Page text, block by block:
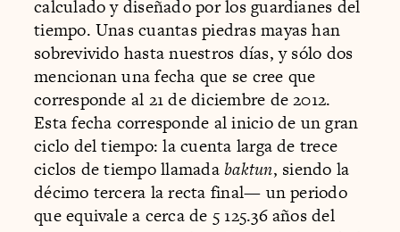
calculado y diseñado por los guardianes del
tiempo. Unas cuantas piedras mayas han
sobrevivido hasta nuestros días, y sólo dos
mencionan una fecha que se cree que
corresponde al 21 de diciembre de 2012.
Esta fecha corresponde al inicio de un gran
ciclo del tiempo: la cuenta larga de trece
ciclos de tiempo llamadabaktun, siendo la
décimo tercera la recta final— un periodo
que equivale a cerca de 5 125.36 años del